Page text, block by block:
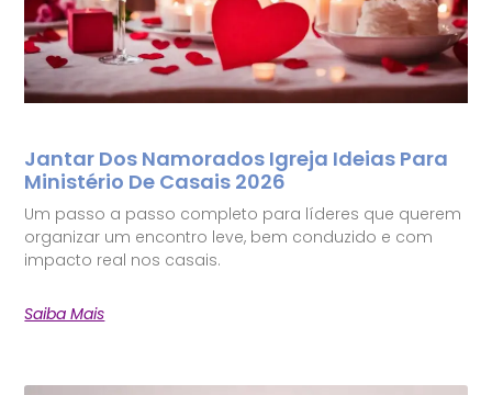
Jantar Dos Namorados Igreja Ideias Para
Ministério De Casais 2026
Um passo a passo completo para líderes que querem
organizar um encontro leve, bem conduzido e com
impacto real nos casais.
Saiba Mais